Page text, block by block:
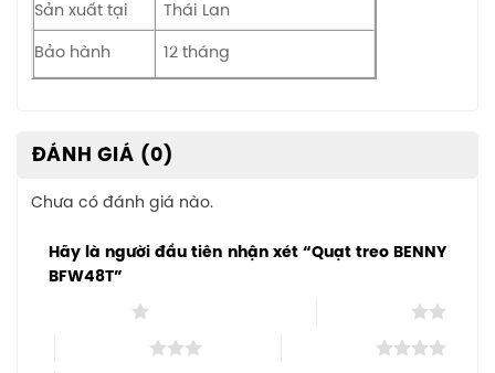
Sản xuất tại Thái Lan
Bảo hành 12 tháng
ĐÁNH GIÁ (0)
Chưa có đánh giá nào.
Hãy là người đầu tiên nhận xét “Quạt treo BENNY
BFW48T”